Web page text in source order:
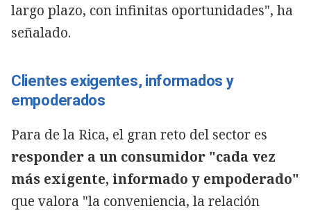
largo plazo, con infinitas oportunidades", ha
señalado.
Clientes exigentes, informados y
empoderados
Para de la Rica, el gran reto del sector es
responder a un consumidor "cada vez
más exigente, informado y empoderado"
que valora "la conveniencia, la relación